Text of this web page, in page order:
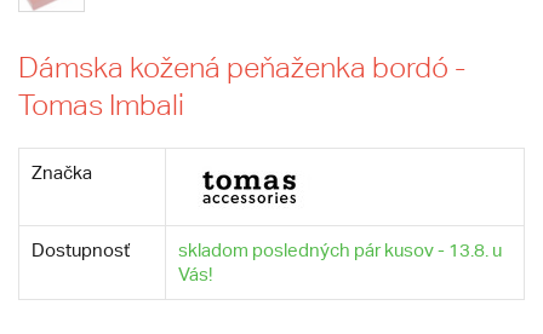
Dámska kožená peňaženka bordó -
Tomas Imbali
Značka
Dostupnosť
skladom posledných pár kusov - 13.8. u
Vás!